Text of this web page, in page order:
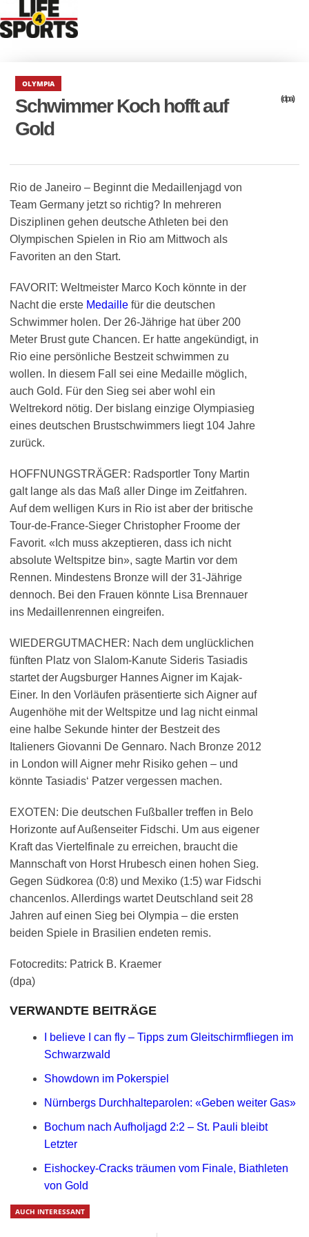
OLYMPIA
Schwimmer Koch hofft auf
Gold
(dpa)
Rio de Janeiro – Beginnt die Medaillenjagd von
Team Germany jetzt so richtig? In mehreren
Disziplinen gehen deutsche Athleten bei den
Olympischen Spielen in Rio am Mittwoch als
Favoriten an den Start.
FAVORIT: Weltmeister Marco Koch könnte in der
Nacht die erste Medaille für die deutschen
Schwimmer holen. Der 26-Jährige hat über 200
Meter Brust gute Chancen. Er hatte angekündigt, in
Rio eine persönliche Bestzeit schwimmen zu
wollen. In diesem Fall sei eine Medaille möglich,
auch Gold. Für den Sieg sei aber wohl ein
Weltrekord nötig. Der bislang einzige Olympiasieg
eines deutschen Brustschwimmers liegt 104 Jahre
zurück.
HOFFNUNGSTRÄGER: Radsportler Tony Martin
galt lange als das Maß aller Dinge im Zeitfahren.
Auf dem welligen Kurs in Rio ist aber der britische
Tour-de-France-Sieger Christopher Froome der
Favorit. «Ich muss akzeptieren, dass ich nicht
absolute Weltspitze bin», sagte Martin vor dem
Rennen. Mindestens Bronze will der 31-Jährige
dennoch. Bei den Frauen könnte Lisa Brennauer
ins Medaillenrennen eingreifen.
WIEDERGUTMACHER: Nach dem unglücklichen
fünften Platz von Slalom-Kanute Sideris Tasiadis
startet der Augsburger Hannes Aigner im Kajak-
Einer. In den Vorläufen präsentierte sich Aigner auf
Augenhöhe mit der Weltspitze und lag nicht einmal
eine halbe Sekunde hinter der Bestzeit des
Italieners Giovanni De Gennaro. Nach Bronze 2012
in London will Aigner mehr Risiko gehen – und
könnte Tasiadis‘ Patzer vergessen machen.
EXOTEN: Die deutschen Fußballer treffen in Belo
Horizonte auf Außenseiter Fidschi. Um aus eigener
Kraft das Viertelfinale zu erreichen, braucht die
Mannschaft von Horst Hrubesch einen hohen Sieg.
Gegen Südkorea (0:8) und Mexiko (1:5) war Fidschi
chancenlos. Allerdings wartet Deutschland seit 28
Jahren auf einen Sieg bei Olympia – die ersten
beiden Spiele in Brasilien endeten remis.
Fotocredits: Patrick B. Kraemer
(dpa)
VERWANDTE BEITRÄGE
I believe I can fly – Tipps zum Gleitschirmfliegen im
Schwarzwald
Showdown im Pokerspiel
Nürnbergs Durchhalteparolen: «Geben weiter Gas»
Bochum nach Aufholjagd 2:2 – St. Pauli bleibt
Letzter
Eishockey-Cracks träumen vom Finale, Biathleten
von Gold
AUCH INTERESSANT